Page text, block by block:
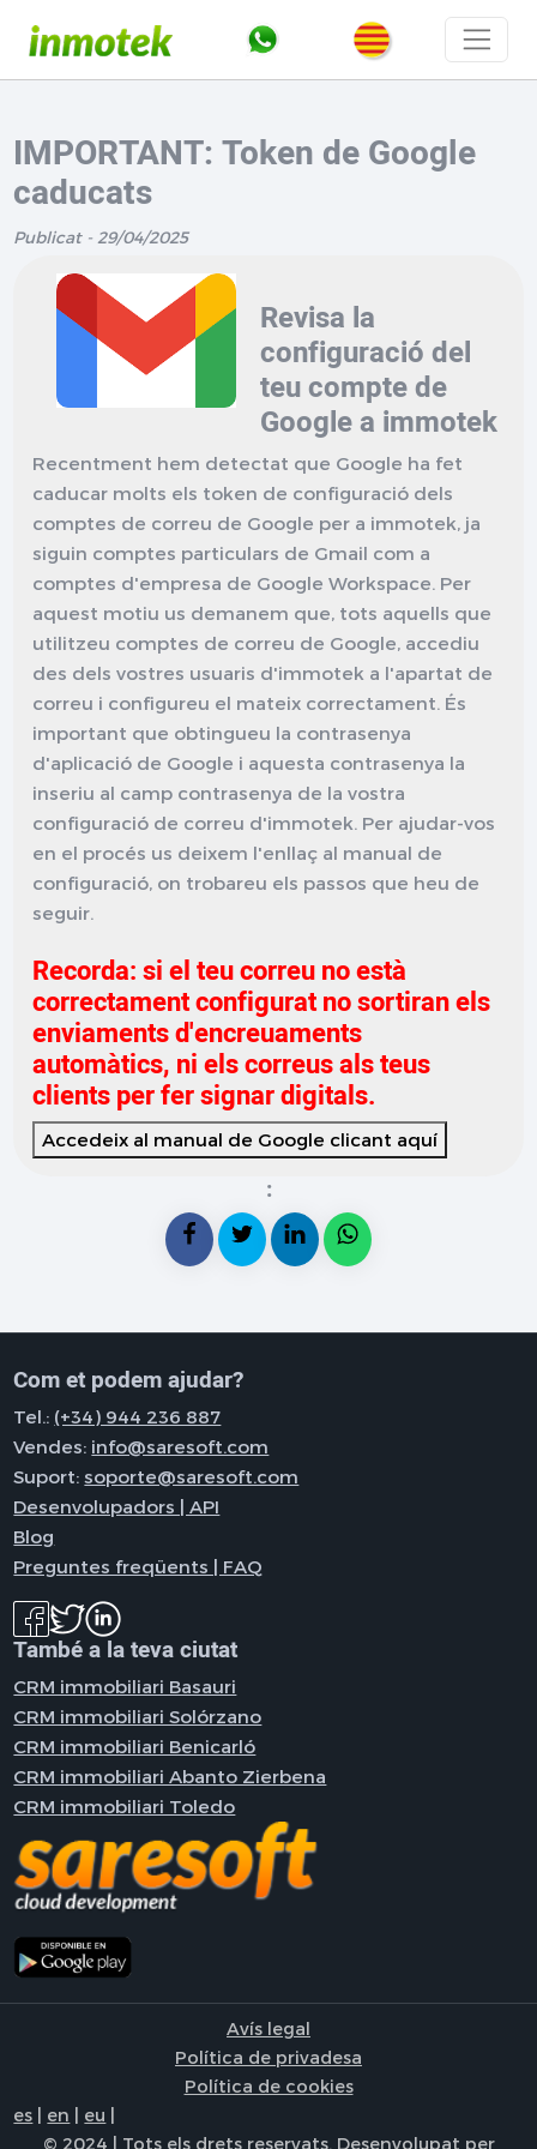
IMPORTANT: Token de Google
caducats
Publicat - 29/04/2025
Revisa la
configuració del
teu compte de
Google a immotek
Recentment hem detectat que Google ha fet
caducar molts els token de configuració dels
comptes de correu de Google per a immotek, ja
siguin comptes particulars de Gmail com a
comptes d'empresa de Google Workspace. Per
aquest motiu us demanem que, tots aquells que
utilitzeu comptes de correu de Google, accediu
des dels vostres usuaris d'immotek a l'apartat de
correu i configureu el mateix correctament. És
important que obtingueu la contrasenya
d'aplicació de Google i aquesta contrasenya la
inseriu al camp contrasenya de la vostra
configuració de correu d'immotek. Per ajudar-vos
en el procés us deixem l'enllaç al manual de
configuració, on trobareu els passos que heu de
seguir.
Recorda: si el teu correu no està
correctament configurat no sortiran els
enviaments d'encreuaments
automàtics, ni els correus als teus
clients per fer signar digitals.
Accedeix al manual de Google clicant aquí
:
Com et podem ajudar?
Tel.: (+34) 944 236 887
Vendes: info@saresoft.com
Suport:soporte@saresoft.com
Desenvolupadors | API
Blog
Preguntes freqüents | FAQ
També a la teva ciutat
CRM immobiliari Basauri
CRM immobiliari Solórzano
CRM immobiliari Benicarló
CRM immobiliari Abanto Zierbena
CRM immobiliari Toledo
Avís legal
Política de privadesa
Política de cookies
es | en | eu |
© 2024 | Tots els drets reservats. Desenvolupat per